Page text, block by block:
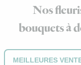
Nos
bouquets à